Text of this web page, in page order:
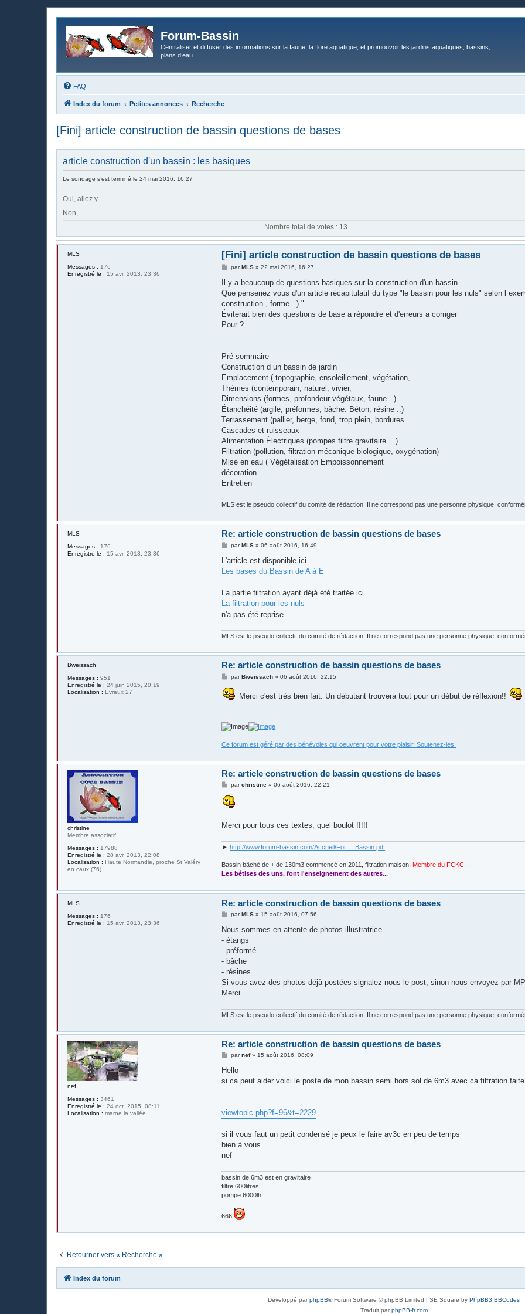
Forum-Bassin
Centraliser et diffuser des informations sur la faune, la flore aquatique, et promouvoir les jardins aquatiques, bassins,
plans d’eau....
FAQ
Index du forum Petites annonces Recherche
[Fini] article construction de bassin questions de bases
article construction d'un bassin : les basiques
Le sondage s’est terminé le 24 mai 2016, 16:27
Oui, allez y
Non,
Nombre total de votes : 13
MLS
Messages : 176
Enregistré le : 15 avr. 2013, 23:36
[Fini] article construction de bassin questions de bases
M
s
s
a
g
parMLS »22 mai 2016, 16:27
Il y a beaucoup de questions basiques sur la construction d'un bassin
Que penseriez vous d'un article récapitulatif du type "le bassin pour les nuls" selon l
construction , forme...) "
Éviterait bien des questions de base a répondre et d'erreurs a corriger
Pour ?
Pré-sommaire
Construction d un bassin de jardin
Emplacement ( topographie, ensoleillement, végétation,
Thèmes (contemporain, naturel, vivier,
Dimensions (formes, profondeur végétaux, faune...)
Étanchéité (argile, préformes, bâche. Béton, résine ..)
Terrassement (pallier, berge, fond, trop plein, bordures
Cascades et ruisseaux
Alimentation Électriques (pompes filtre gravitaire ...)
Filtration (pollution, filtration mécanique biologique, oxygénation)
Mise en eau ( Végétalisation Empoissonnement
décoration
Entretien
MLS est le pseudo collectif du comité de rédaction. Il ne correspond pas une personne physique,
MLS
Messages : 176
Enregistré le : 15 avr. 2013, 23:36
Re: article construction de bassin questions de bases
M
s
a
parMLS »06 août 2016, 16:49
L'article est disponible ici
Les bases du Bassin de A à E
La partie filtration ayant déjà été traitée ici
La filtration pour les nuls
n'a pas été reprise.
MLS est le pseudo collectif du comité de rédaction. Il ne correspond pas une personne physique,
Bweissach
Messages : 951
Enregistré le : 24 juin 2015, 20:19
Localisation : Evreux 27
Re: article construction de bassin questions de bases
M
s
s
parBweissach »06 août 2016, 22:15
Merci c'est très bien fait. Un débutant trouvera tout pour un début de réflexion!!
Ce forum est géré par des bénévoles qui oeuvrent pour votre plaisir. Soutenez-les!
christine
Membre associatif
Messages : 17988
Enregistré le : 28 avr. 2013, 22:08
Localisation : Haute Normandie, proche St Valéry
en caux (76)
Re: article construction de bassin questions de bases
M
s
s
e
parchristine »06 août 2016, 22:21
Merci pour tous ces textes, quel boulot !!!!!
►http://www.forum-bassin.com/Accueil/For ... Bassin.pdf
Bassin bâché de + de 130m3 commencé en 2011, filtration maison.Membre du FCKC
Les bétises des uns, font l'enseignement des autres...
MLS
Messages : 176
Enregistré le : 15 avr. 2013, 23:36
Re: article construction de bassin questions de bases
M
s
a
g
parMLS »15 août 2016, 07:56
Nous sommes en attente de photos illustratrice
- étangs
- préformé
- bâche
- résines
Si vous avez des photos déjà postées signalez nous le post, sinon nous envoyez par
Merci
MLS est le pseudo collectif du comité de rédaction. Il ne correspond pas une personne physique,
nef
Messages : 3461
Enregistré le : 24 oct. 2015, 08:11
Localisation : marne la vallée
Re: article construction de bassin questions de bases
M
s
a
parnef»15 août 2016, 08:09
Hello
si ca peut aider voici le poste de mon bassin semi hors sol de 6m3 avec ca filtration
viewtopic.php?f=96&t=2229
si il vous faut un petit condensé je peux le faire av3c en peu de temps
bien à vous
nef
bassin de 6m3 est en gravitaire
filtre 600litres
pompe 6000lh
666
Retourner vers « Recherche »
Index du forum
Développé parphpBB® Forum Software © phpBB Limited | SE Square by PhpBB3 BBCodes
Traduit parphpBB-fr.com